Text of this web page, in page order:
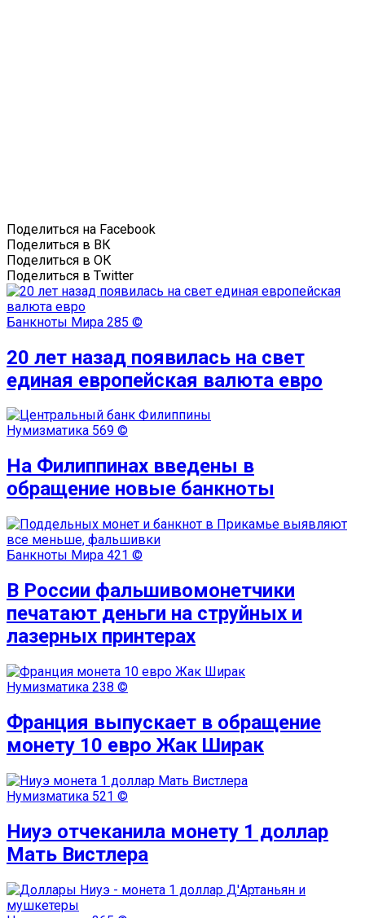
Поделиться на Facebook
Поделиться в ВК
Поделиться в ОК
Поделиться в Twitter
Банкноты Мира 285 ©
20 лет назад появилась на свет
единая европейская валюта евро
Нумизматика 569 ©
На Филиппинах введены в
обращение новые банкноты
Банкноты Мира 421 ©
В России фальшивомонетчики
печатают деньги на струйных и
лазерных принтерах
Нумизматика 238 ©
Франция выпускает в обращение
монету 10 евро Жак Ширак
Нумизматика 521 ©
Ниуэ отчеканила монету 1 доллар
Мать Вистлера